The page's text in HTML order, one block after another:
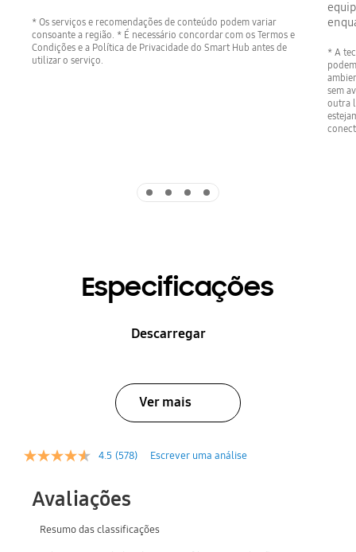
* Os serviços e recomendações de conteúdo podem variar
consoante a região. * É necessário concordar com os Termos e
Condições e a Política de Privacidade do Smart Hub antes de
utilizar o serviço.
* A
sem
outra
Especificações
Descarregar
Ver mais
4.5 (578) Escrever uma análise